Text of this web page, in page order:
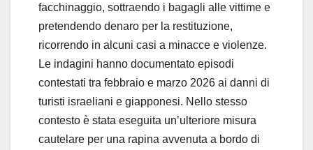
facchinaggio, sottraendo i bagagli alle vittime e
pretendendo denaro per la restituzione,
ricorrendo in alcuni casi a minacce e violenze.
Le indagini hanno documentato episodi
contestati tra febbraio e marzo 2026 ai danni di
turisti israeliani e giapponesi. Nello stesso
contesto è stata eseguita un’ulteriore misura
cautelare per una rapina avvenuta a bordo di